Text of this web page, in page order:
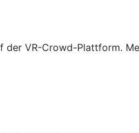
der VR-Crowd-Plattform.